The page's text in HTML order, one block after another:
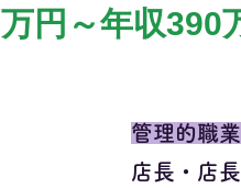
万円～年収390
管理的職業
店長・店